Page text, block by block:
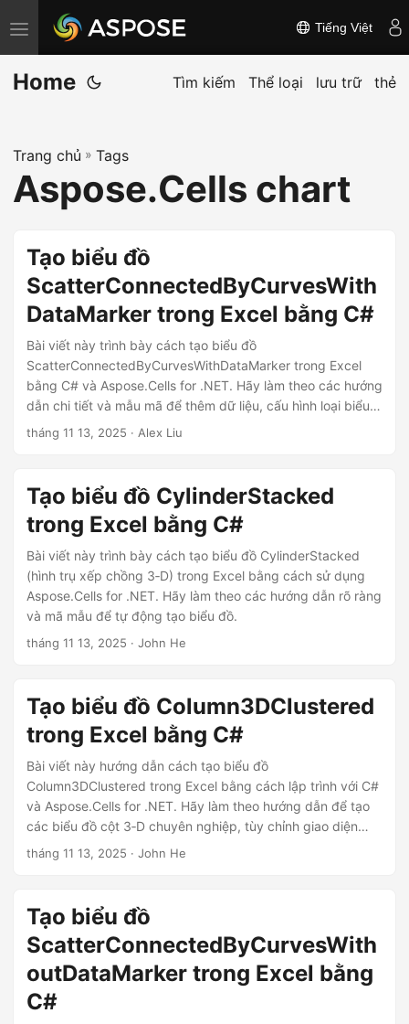
C
h
u
n
đ
ư
ớ
Tiếng Việt
Home Tìm kiếm Thể loại lưu trữ thẻ
Trang chủ » Tags
Aspose.Cells chart
Tạo biểu đồ
ScatterConnectedByCurvesWith
DataMarker trong Excel bằng C#
Bài viết này trình bày cách tạo biểu đồ
ScatterConnectedByCurvesWithDataMarker trong Excel
bằng C# và Aspose.Cells for .NET. Hãy làm theo các hướng
dẫn chi tiết và mẫu mã để thêm dữ liệu, cấu hình loại biểu
đồ, tùy chỉnh dấu dữ liệu và lưu workbook.
tháng 11 13, 2025 · Alex Liu
Tạo biểu đồ CylinderStacked
trong Excel bằng C#
Bài viết này trình bày cách tạo biểu đồ CylinderStacked
(hình trụ xếp chồng 3‑D) trong Excel bằng cách sử dụng
Aspose.Cells for .NET. Hãy làm theo các hướng dẫn rõ ràng
và mã mẫu để tự động tạo biểu đồ.
tháng 11 13, 2025 · John He
Tạo biểu đồ Column3DClustered
trong Excel bằng C#
Bài viết này hướng dẫn cách tạo biểu đồ
Column3DClustered trong Excel bằng cách lập trình với C#
và Aspose.Cells for .NET. Hãy làm theo hướng dẫn để tạo
các biểu đồ cột 3‑D chuyên nghiệp, tùy chỉnh giao diện
của chúng và xuất workbook.
tháng 11 13, 2025 · John He
Tạo biểu đồ
ScatterConnectedByCurvesWith
outDataMarker trong Excel bằng
C#